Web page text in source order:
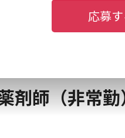
応募
剤師（非常